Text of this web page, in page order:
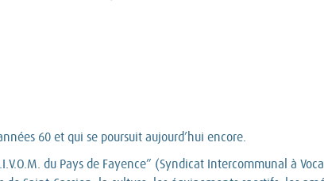
60 et qui se poursuit aujourd’hui encore.
du Pays de Fayence” (Syndicat Intercommunal à